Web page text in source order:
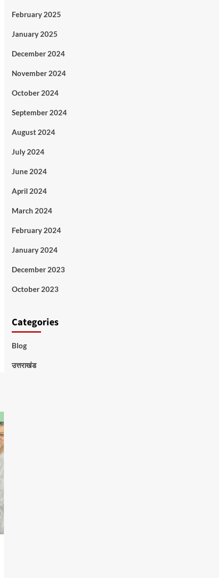
February 2025
January 2025
December 2024
November 2024
October 2024
September 2024
August 2024
July 2024
June 2024
April 2024
March 2024
February 2024
January 2024
December 2023
October 2023
Categories
Blog
उत्तराखंड